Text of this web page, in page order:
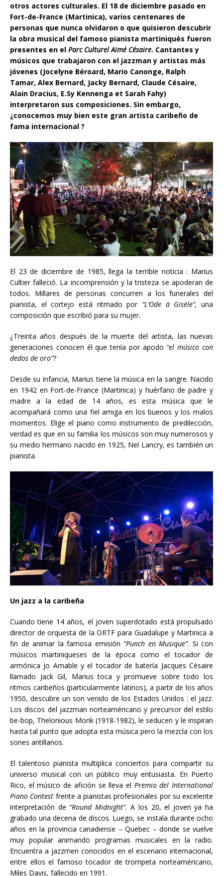
otros actores culturales. El 18 de diciembre pasado en
Fort-de-France (Martinica), varios centenares de
personas que nunca olvidaron o que quisieron descubrir
la obra musical del famoso pianista martiniqués fueron
presentes en el Parc Culturel Aimé Césaire. Cantantes y
músicos que trabajaron con el jazzman y artistas más
jóvenes (Jocelyne Béroard, Mario Canonge, Ralph
Tamar, Alex Bernard, Jacky Bernard, Claude Césaire,
Alain Dracius, E.Sy Kennenga et Sarah Fahy)
interpretaron sus composiciones. Sin embargo,
¿conocemos muy bien este gran artista caribeño de
fama internacional ?
El 23 de diciembre de 1985, llega la terrible noticia : Marius
Cultier falleció. La incomprensión y la tristeza se apoderan de
todos. Millares de personas concurren a los funerales del
pianista, el cortejo está ritmado por “L’Ode à Gisèle”, una
composición que escribió para su mujer.
¿Treinta años después de la muerte del artista, las nuevas
generaciones conocen él que tenía por apodo “el músico con
dedos de oro”?
Desde su infancia, Marius tiene la música en la sangre. Nacido
en 1942 en Fort-de-France (Martinica) y huérfano de padre y
madre a la edad de 14 años, es esta música que le
acompañará como una fiel amiga en los buenos y los malos
momentos. Elige el piano como instrumento de predilección,
verdad es que en su familia los músicos son muy numerosos y
su medio hermano nacido en 1925, Nel Lancry, es también un
pianista.
Un jazz a la caribeña
Cuando tiene 14 años, el joven superdotado está propulsado
director de orquesta de la ORTF para Guadalupe y Martinica a
fin de animar la famosa emisión “Punch en Musique”. Si con
músicos martiniqueses de la época como el tocador de
armónica Jo Amable y el tocador de batería Jacques Césaire
llamado Jack Gil, Marius toca y promueve sobre todo los
ritmos caribeños (particularmente latinos), a partir de los años
1950, descubre un son venido de los Estados Unidos : el jazz.
Los discos del jazzman norteaméricano y precursor del estilo
be-bop, Thelonious Monk (1918-1982), le seducen y le inspiran
hasta tal punto que adopta esta música pero la mezcla con los
sones antillanos.
El talentoso pianista multiplica conciertos para compartir su
universo musical con un público muy entusiasta. En Puerto
Rico, el músico de afición se lleva el Premio del International
Piano Contest frente a pianistas profesionales por su excelente
interpretación de “Round Midnight”.A los 20, el joven ya ha
grabado una decena de discos. Luego, se instala durante ocho
años en la provincia canadiense – Quebec – donde se vuelve
muy popular animando programas musicales en la radio.
Encuentra a jazzmen conocidos en el escenario internacional,
entre ellos el famoso tocador de trompeta norteaméricano,
Miles Davis, fallecido en 1991.